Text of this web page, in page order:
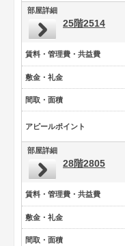
部屋詳細
25階2514
賃料・管理費・共益費
敷金・礼金
間取・面積
アピールポイント
部屋詳細
28階2805
賃料・管理費・共益費
敷金・礼金
間取・面積